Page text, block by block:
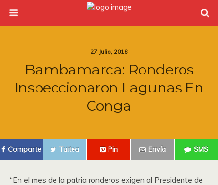
27 Julio, 2018
Bambamarca: Ronderos
Inspeccionaron Lagunas En
Conga
Comparte Tuitea Pin Envía SMS
“En el mes de la patria ronderos exigen al Presidente de